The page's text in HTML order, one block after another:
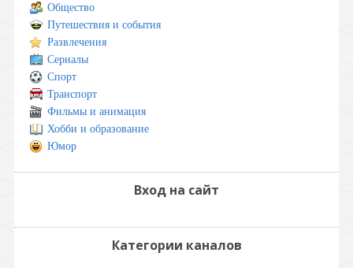
Общество
Путешествия и события
Развлечения
Сериалы
Спорт
Транспорт
Фильмы и анимация
Хобби и образование
Юмор
Вход на сайт
Категории каналов